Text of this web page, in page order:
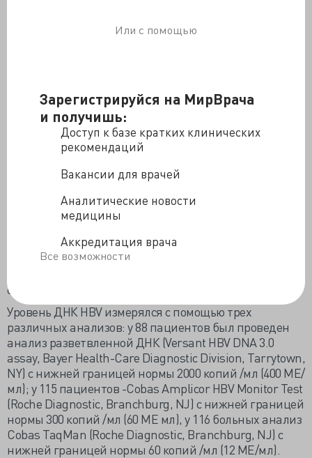
Зарегистрируйся на МирВрача
и получишь:
Доступ к базе кратких клинических
рекомендаций
Вакансии для врачей
Аналитические новости
медицины
Аккредитация врача
Все возможности
Или с помощью
фиброз был определен при 3 баллах или более, то есть
декомпенсированным и другими сопутствующими
заболеваниями печени, включая хронический
гепатит С или D, первичный билиарный цирроз,
аутоиммунный гепатит, болезнь Вильсона, и
ежедневно употребляющие алкоголь более 20 г
женщины и 30 г мужчины.
В день проведения биопсии печени у всех пациентов
регистрировались клинические и биохимические
альбумина, билирубин, АЛТ, АСТ, тромбоциты и
уровень HBV DNA. Нормальный уровень АЛТ был
ед/л для мужчин и от 31 до 43 ед/л для женщин.
Уровень ДНК HBV измерялся с помощью трех
различных анализов: у 88 пациентов был проведен
анализ разветвленной ДНК (Versant HBV DNA 3.0
assay, Bayer Health-Care Diagnostic Division, Tarrytown,
NY) с нижней границей нормы 2000 копий /мл (400 МЕ/
мл); у 115 пациентов -Cobas Amplicor HBV Monitor Test
(Roche Diagnostic, Branchburg, NJ) с нижней границей
нормы 300 копий /мл (60 МЕ мл), у 116 больных анализ
Cobas TaqMan (Roche Diagnostic, Branchburg, NJ) с
нижней границей нормы 60 копий /мл (12 МЕ/мл).